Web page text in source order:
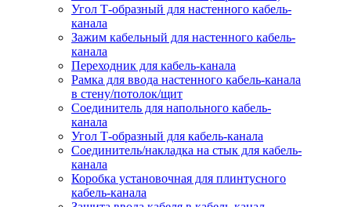
Угол Т-образный для настенного кабель-
канала
Зажим кабельный для настенного кабель-
канала
Переходник для кабель-канала
Рамка для ввода настенного кабель-канала
в стену/потолок/щит
Соединитель для напольного кабель-
канала
Угол Т-образный для кабель-канала
Соединитель/накладка на стык для кабель-
канала
Коробка установочная для плинтусного
кабель-канала